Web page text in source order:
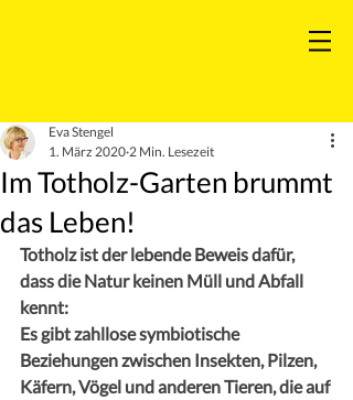
Im Totholz-Garten brummt
das Leben!
Eva Stengel
1. März 2020 2 Min. Lesezeit
Totholz ist der lebende Beweis dafür,
dass die Natur keinen Müll und Abfall
kennt:
Es gibt zahllose symbiotische
Beziehungen zwischen Insekten, Pilzen,
Käfern, Vögel und anderen Tieren, die auf